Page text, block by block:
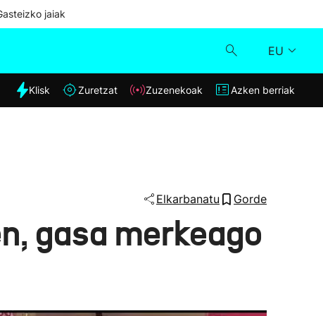
jaiak
EU
Klisk
Azken berriak
Klisk Zuretzat Zuzenekoak Azken berriak
Elkarbanatu Gorde
gasa merkeago